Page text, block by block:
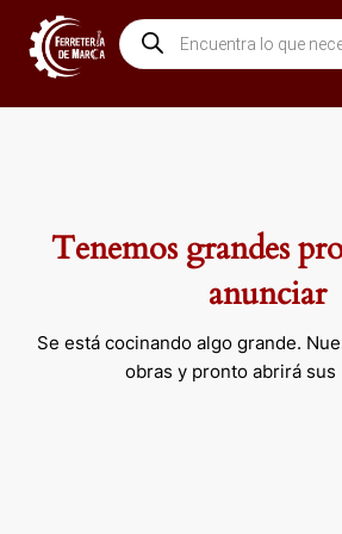
contenido
Búsqueda
de
productos
Tenemos grandes
anunciar
Se está cocinando algo grande.
obras y pronto abrirá sus